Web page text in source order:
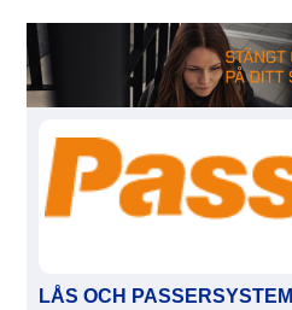
LÅS OCH PASSERSYSTEM